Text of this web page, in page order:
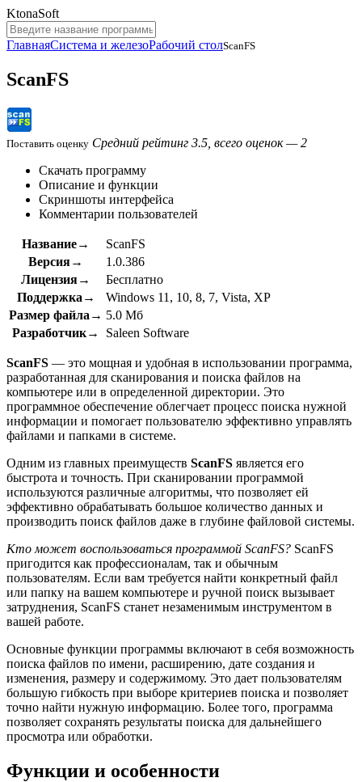
KtonaSoft
ГлавнаяСистема и железоРабочий столScanFS
ScanFS
Поставить оценку Средний рейтинг 3.5, всего оценок — 2
Скачать программу
Описание и функции
Скриншоты интерфейса
Комментарии пользователей
Название→
ScanFS
Версия→
1.0.386
Лицензия→
Бесплатно
Поддержка→
Windows 11, 10, 8, 7, Vista, XP
Размер файла→ 5.0 Мб
Разработчик→
Saleen Software
ScanFS — это мощная и удобная в использовании программа,
разработанная для сканирования и поиска файлов на
компьютере или в определенной директории. Это
программное обеспечение облегчает процесс поиска нужной
информации и помогает пользователю эффективно управлять
файлами и папками в системе.
Одним из главных преимуществ ScanFS является его
быстрота и точность. При сканировании программой
используются различные алгоритмы, что позволяет ей
эффективно обрабатывать большое количество данных и
производить поиск файлов даже в глубине файловой системы.
Кто может воспользоваться программой ScanFS? ScanFS
пригодится как профессионалам, так и обычным
пользователям. Если вам требуется найти конкретный файл
или папку на вашем компьютере и ручной поиск вызывает
затруднения, ScanFS станет незаменимым инструментом в
вашей работе.
Основные функции программы включают в себя возможность
поиска файлов по имени, расширению, дате создания и
изменения, размеру и содержимому. Это дает пользователям
большую гибкость при выборе критериев поиска и позволяет
точно найти нужную информацию. Более того, программа
позволяет сохранять результаты поиска для дальнейшего
просмотра или обработки.
Функции и особенности